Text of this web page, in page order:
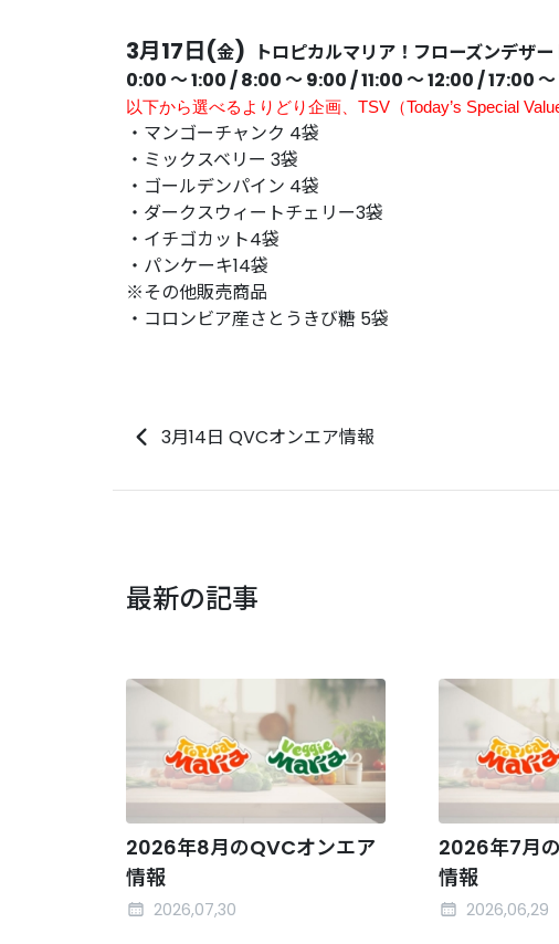
3月17日(金)
トロピカルマリア！フローズンデザー
0:00 〜 1:00 / 8:00 〜 9:00/ 11:00 〜 12:00/ 17:00
以下から選べるよりどり企画、 TSV（Today’s Special Value
・マンゴーチャンク 4袋
・ミックスベリー 3袋
・ゴールデンパイン 4袋
・ダークスウィートチェリー3袋
・イチゴカット4袋
・パンケーキ14袋
※その他販売商品
・コロンビア産さとうきび糖 5袋
3月14日 QVCオンエア情報
最新の記事
2026年8月のQVCオンエア
情報
2026,07,30
2026年7月
情報
2026,06,29